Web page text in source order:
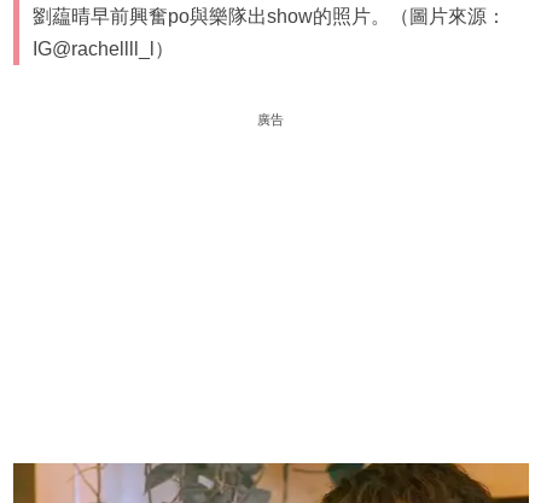
劉藴晴早前興奮po與樂隊出show的照片。（圖片來源：
IG@rachellll_l）
廣告